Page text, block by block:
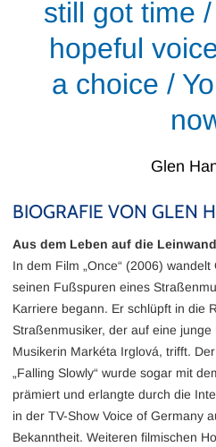
still got time
hopeful
a choice /
Glen
BIOGRAFIE VON GLEN
Aus dem Leben auf die Leinwand
In dem Film „Once“ (2006)
seinen Fußspuren eines
Karriere begann. Er schlüpft in die
Straßenmusiker, der auf eine
Musikerin Markéta Irglová, trifft.
„Falling Slowly“ wurde sogar mit
prämiert und erlangte durch die
in der TV-Show Voice of Germany
Bekanntheit. Weiteren filmischen